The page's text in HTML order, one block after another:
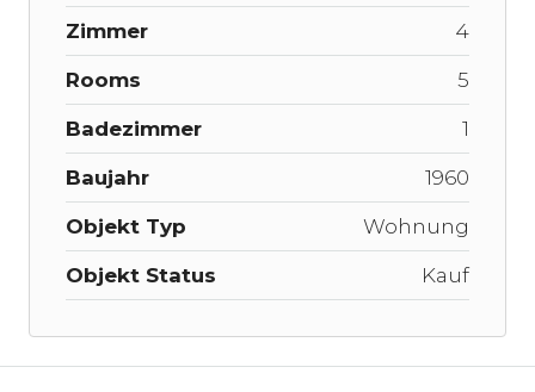
Zimmer 4
Rooms 5
Badezimmer 1
Baujahr 1960
Objekt Typ Wohnung
Objekt Status Kauf